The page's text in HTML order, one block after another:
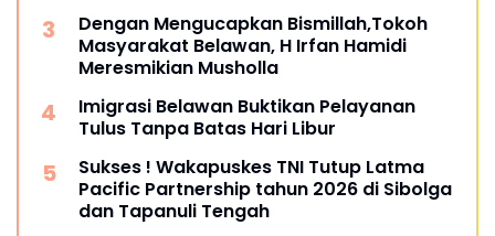
Dengan Mengucapkan Bismillah,Tokoh
Masyarakat Belawan, H Irfan Hamidi
Meresmikian Musholla
Imigrasi Belawan Buktikan Pelayanan
Tulus Tanpa Batas Hari Libur
Sukses ! Wakapuskes TNI Tutup Latma
Pacific Partnership tahun 2026 di Sibolga
dan Tapanuli Tengah